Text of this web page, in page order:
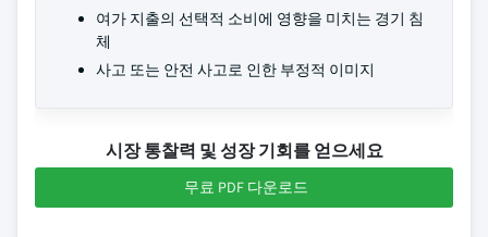
여가 지출의 선택적 소비에 영향을 미치는 경기 침
체
사고 또는 안전 사고로 인한 부정적 이미지
시장 통찰력 및 성장 기회를 얻으세요
무료 PDF 다운로드